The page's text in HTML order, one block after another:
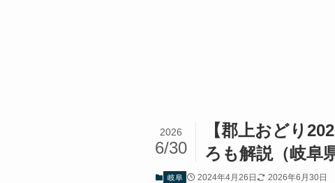
【郡上おどり
ろも解説（岐阜県
2026
6/30
岐阜 2024年4月26日 2026年6月30日